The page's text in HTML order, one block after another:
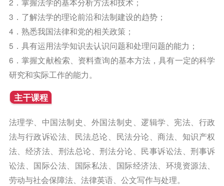
3．了解法学的理论前沿和法制建设的趋势；
4．熟悉我国法律和党的相关政策；
5．具有运用法学知识去认识问题和处理问题的能力；
6．掌握文献检索、资料查询的基本方法，具有一定的科学
研究和实际工作的能力。
主干课程
法理学、中国法制史、外国法制史、逻辑学、宪法、行政
法与行政诉讼法、民法总论、民法分论、商法、知识产权
法、经济法、刑法总论、刑法分论、民事诉讼法、刑事诉
讼法、国际公法、国际私法、国际经济法、环境资源法、
劳动与社会保障法、法律英语、公文写作与处理。